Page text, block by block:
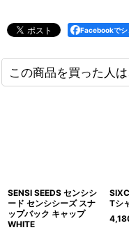
Facebookでシ
この商品を買った人
SENSI SEEDS センシシ
ード センシシーズ スナ
ップバック キャップ
WHITE
Tシ